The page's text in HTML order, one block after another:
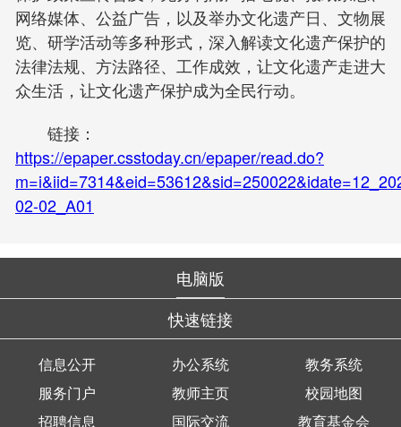
网络媒体、公益广告，以及举办文化遗产日、文物展
览、研学活动等多种形式，深入解读文化遗产保护的
法律法规、方法路径、工作成效，让文化遗产走进大
众生活，让文化遗产保护成为全民行动。
链接：
https://epaper.csstoday.cn/epaper/read.do?
02-02_A01
电脑版
快速链接
信息公开 办公系统
教务系统
服务门户
教师主页
校园地图
招聘信息
国际交流 教育基金会